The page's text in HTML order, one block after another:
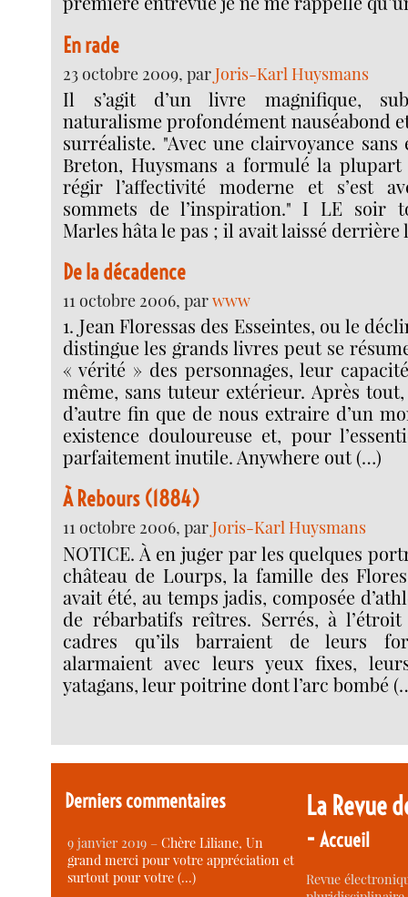
En rade
23 octobre 2009, parJoris-Karl Huysmans
Il s’agit d’un livre magnifique,
naturalisme profondément nauséabond
surréaliste. "Avec une clairvoyance
Breton, Huysmans a formulé la
régir l’affectivité moderne et s’est
sommets de l’inspiration." I LE soir
Marles hâta le pas ; il avait laissé
De la décadence
11 octobre 2006, parwww
1. Jean Floressas des Esseintes, ou le
distingue les grands livres peut se
« vérité » des personnages, leur
même, sans tuteur extérieur. Après tout,
d’autre fin que de nous extraire d’un
existence douloureuse et, pour
parfaitement inutile. Anywhere out (…)
À Rebours (1884)
11 octobre 2006, parJoris-Karl Huysmans
NOTICE. À en juger par les quelques
château de Lourps, la famille des
avait été, au temps jadis, composée
de rébarbatifs reîtres. Serrés, à
cadres qu’ils barraient de leurs
alarmaient avec leurs yeux fixes,
yatagans, leur poitrine dont l’arc bombé
Derniers commentaires
9 janvier 2019 –Chère Liliane, Un
grand merci pour votre appréciation et
surtout pour votre (…)
La Revue
-Accueil
Revue